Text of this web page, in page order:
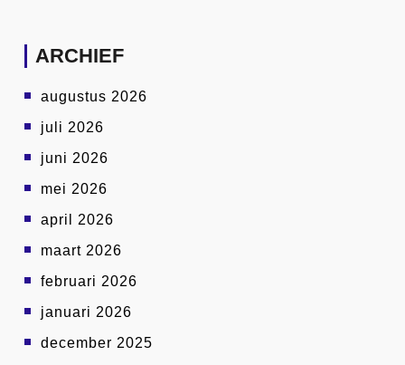
ARCHIEF
augustus 2026
juli 2026
juni 2026
mei 2026
april 2026
maart 2026
februari 2026
januari 2026
december 2025